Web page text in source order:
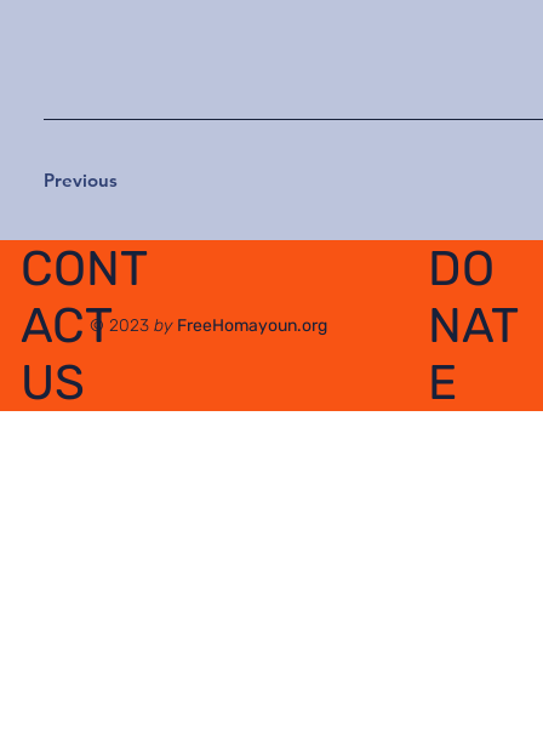
Previous
CONT
ACT
US
DO
NAT
E
© 2023by FreeHomayoun.org